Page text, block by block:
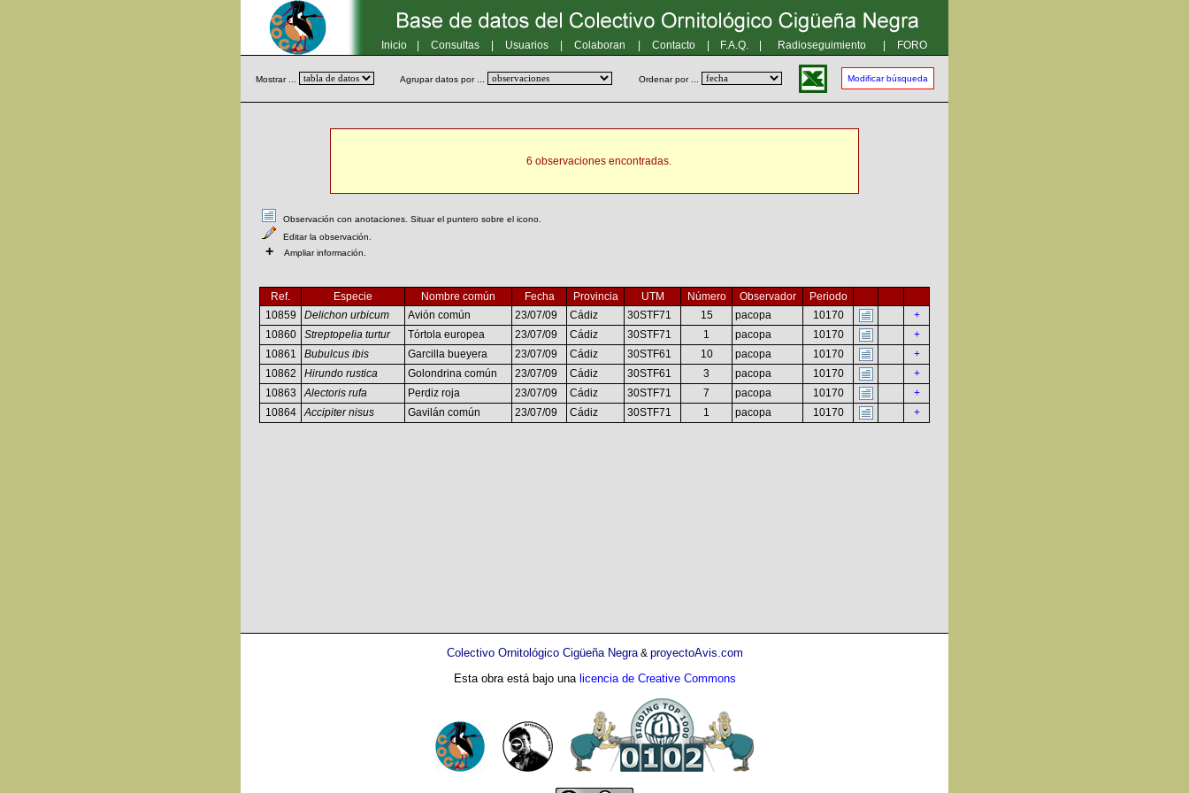
Inicio Consultas Usuarios Colaboran Contacto F.A.Q. Radioseguimiento FORO
Mostrar ... Agrupar datos por ... Ordenar por ... Modificar búsqueda
6 observaciones encontradas.
Observación con anotaciones. Situar el puntero sobre el icono.
Editar la observación.
+ Ampliar información.
Ref. Especie Nombre común Fecha Provincia UTM Número Observador
Periodo
10859
Delichon urbicum Avión común 23/07/09 Cádiz 30STF71 15 pacopa 10170
+
10860
Streptopelia turtur Tórtola europea 23/07/09 Cádiz 30STF71 1 pacopa 10170
+
10861
Bubulcus ibis Garcilla bueyera 23/07/09 Cádiz 30STF61 10 pacopa 10170
+
10862
Hirundo rustica Golondrina común 23/07/09 Cádiz 30STF61 3 pacopa 10170
+
10863
Alectoris rufa Perdiz roja 23/07/09 Cádiz 30STF71 7 pacopa 10170
+
10864
Accipiter nisus Gavilán común 23/07/09 Cádiz 30STF71 1 pacopa 10170 +
Colectivo Ornitológico Cigüeña Negra& proyectoAvis.com
Esta obra está bajo una licencia de Creative Commons